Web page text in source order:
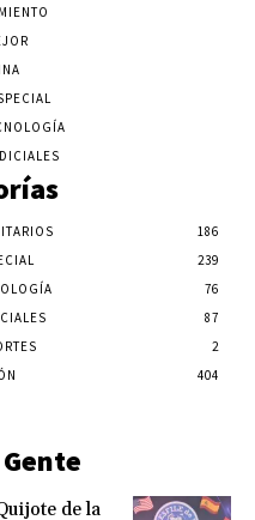
186
239
76
87
2
404
de la